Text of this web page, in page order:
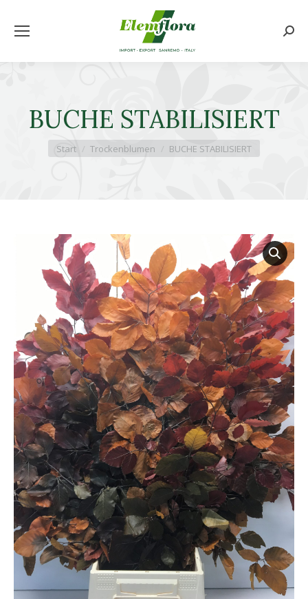
BUCHE STABILISIERT
Sie befinden sich hier:
Start Trockenblumen BUCHE STABILISIERT